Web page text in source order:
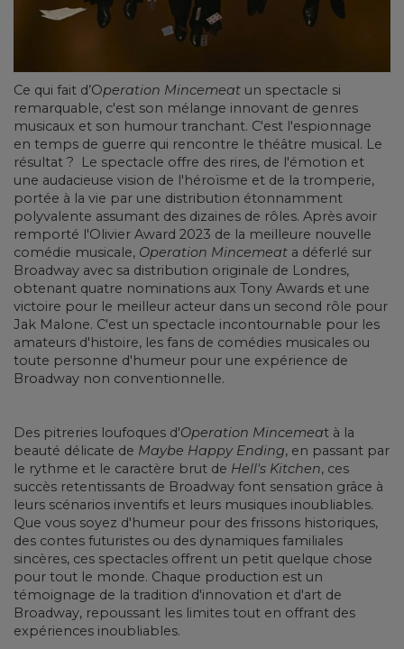
Ce qui fait d’Operation Mincemeat un spectacle si
remarquable, c'est son mélange innovant de genres
musicaux et son humour tranchant. C'est l'espionnage
en temps de guerre qui rencontre le théâtre musical. Le
résultat ? Le spectacle offre des rires, de l'émotion et
une audacieuse vision de l'héroïsme et de la tromperie,
portée à la vie par une distribution étonnamment
polyvalente assumant des dizaines de rôles. Après avoir
remporté l'Olivier Award 2023 de la meilleure nouvelle
comédie musicale, Operation Mincemeat a déferlé sur
Broadway avec sa distribution originale de Londres,
obtenant quatre nominations aux Tony Awards et une
victoire pour le meilleur acteur dans un second rôle pour
Jak Malone. C'est un spectacle incontournable pour les
amateurs d'histoire, les fans de comédies musicales ou
toute personne d'humeur pour une expérience de
Broadway non conventionnelle.
Des pitreries loufoques d'Operation Mincemeat à la
beauté délicate de Maybe Happy Ending, en passant par
le rythme et le caractère brut de Hell's Kitchen, ces
succès retentissants de Broadway font sensation grâce à
leurs scénarios inventifs et leurs musiques inoubliables.
Que vous soyez d'humeur pour des frissons historiques,
des contes futuristes ou des dynamiques familiales
sincères, ces spectacles offrent un petit quelque chose
pour tout le monde. Chaque production est un
témoignage de la tradition d'innovation et d'art de
Broadway, repoussant les limites tout en offrant des
expériences inoubliables.